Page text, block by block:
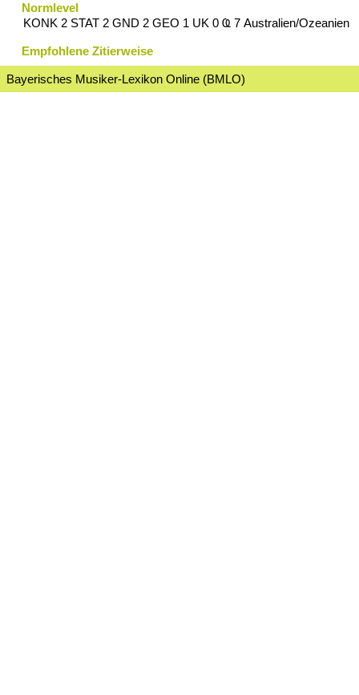
Normlevel
KONK 2 STAT 2 GND 2 GEO 1 UK 0 Ҩ 7 Australien/Ozeanien
Empfohlene Zitierweise
Bayerisches Musiker-Lexikon Online (BMLO)